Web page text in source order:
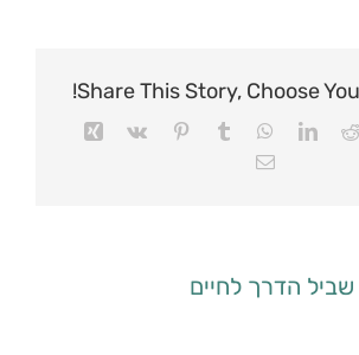
Share This Story, Choose
שביל הדרך לחיים